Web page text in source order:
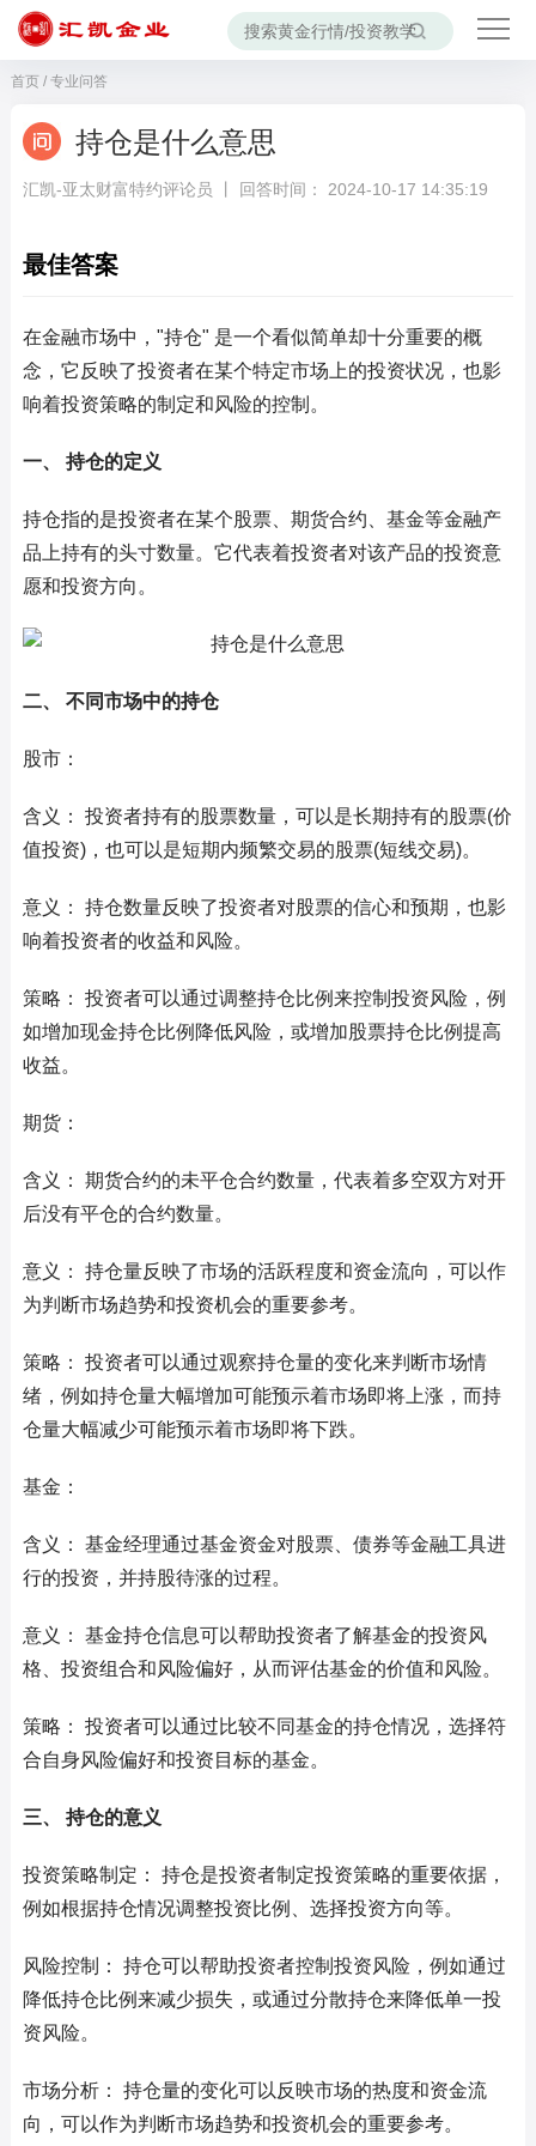
首页/ 专业问答
持仓是什么意思
汇凯-亚太财富特约评论员 丨 回答时间： 2024-10-17 14:35:19
最佳答案
在金融市场中，"持仓" 是一个看似简单却十分重要的概
念，它反映了投资者在某个特定市场上的投资状况，也影
响着投资策略的制定和风险的控制。
一、 持仓的定义
持仓指的是投资者在某个股票、期货合约、基金等金融产
品上持有的头寸数量。它代表着投资者对该产品的投资意
愿和投资方向。
二、 不同市场中的持仓
股市：
含义： 投资者持有的股票数量，可以是长期持有的股票(价
值投资)，也可以是短期内频繁交易的股票(短线交易)。
意义： 持仓数量反映了投资者对股票的信心和预期，也影
响着投资者的收益和风险。
策略： 投资者可以通过调整持仓比例来控制投资风险，例
如增加现金持仓比例降低风险，或增加股票持仓比例提高
收益。
期货：
含义： 期货合约的未平仓合约数量，代表着多空双方对开
后没有平仓的合约数量。
意义： 持仓量反映了市场的活跃程度和资金流向，可以作
为判断市场趋势和投资机会的重要参考。
策略： 投资者可以通过观察持仓量的变化来判断市场情
绪，例如持仓量大幅增加可能预示着市场即将上涨，而持
仓量大幅减少可能预示着市场即将下跌。
基金：
含义： 基金经理通过基金资金对股票、债券等金融工具进
行的投资，并持股待涨的过程。
意义： 基金持仓信息可以帮助投资者了解基金的投资风
格、投资组合和风险偏好，从而评估基金的价值和风险。
策略： 投资者可以通过比较不同基金的持仓情况，选择符
合自身风险偏好和投资目标的基金。
三、 持仓的意义
投资策略制定： 持仓是投资者制定投资策略的重要依据，
例如根据持仓情况调整投资比例、选择投资方向等。
风险控制： 持仓可以帮助投资者控制投资风险，例如通过
降低持仓比例来减少损失，或通过分散持仓来降低单一投
资风险。
市场分析： 持仓量的变化可以反映市场的热度和资金流
向，可以作为判断市场趋势和投资机会的重要参考。